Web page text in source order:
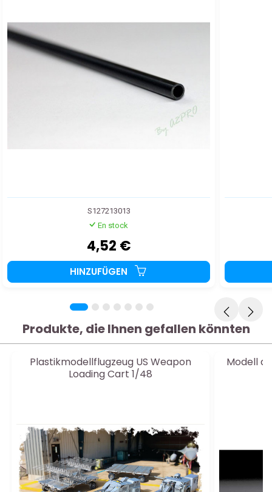
S127213013
En stock
4,52 €
HINZUFÜGEN
Produkte, die Ihnen gefallen könnten
Plastikmodellflugzeug US Weapon
Loading Cart 1/48
Modell